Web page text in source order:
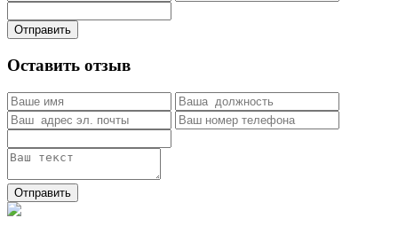
Отправить
Оставить отзыв
Отправить